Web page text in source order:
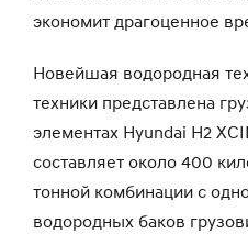
экономит драгоценное
Новейшая водородная
техники представлена
элементах Hyundai H2
составляет около 400
тонной комбинации с
водородных баков